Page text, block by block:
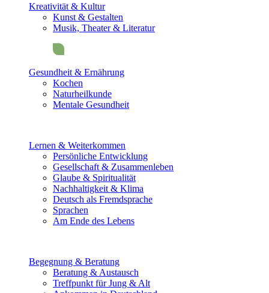
Kreativität & Kultur
Kunst & Gestalten
Musik, Theater & Literatur
Gesundheit & Ernährung
Kochen
Naturheilkunde
Mentale Gesundheit
Lernen & Weiterkommen
Persönliche Entwicklung
Gesellschaft & Zusammenleben
Glaube & Spiritualität
Nachhaltigkeit & Klima
Deutsch als Fremdsprache
Sprachen
Am Ende des Lebens
Begegnung & Beratung
Beratung & Austausch
Treffpunkt für Jung & Alt